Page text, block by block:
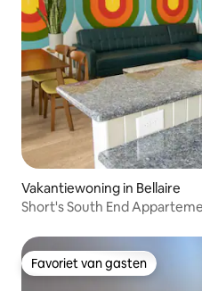
Vakantiewoning in Bellaire
Short's South End
Favoriet van gasten
Favoriet van gasten